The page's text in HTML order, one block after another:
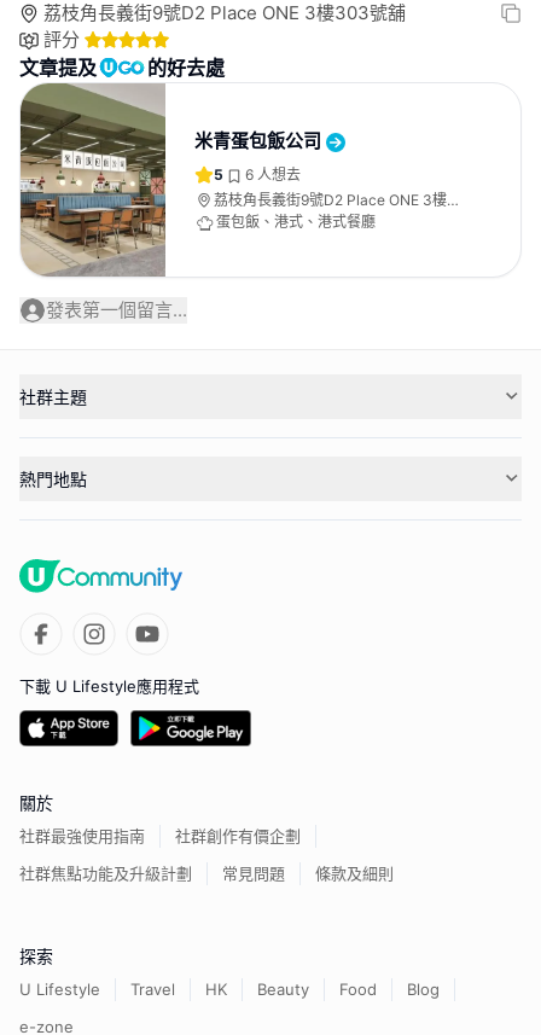
荔枝角長義街9號D2 Place ONE 3樓303號舖
評分
文章提及 的好去處
米青蛋包飯公司
5 6 人想去
荔枝角長義街9號D2 Place ONE 3樓
303號舖
蛋包飯、港式、港式餐廳
發表第一個留言...
社群主題
熱門地點
下載 U Lifestyle應用程式
關於
社群最強使用指南
社群創作有價企劃
社群焦點功能及升級計劃
常見問題 條款及細則
探索
U Lifestyle Travel HK Beauty Food
Blog
e-zone